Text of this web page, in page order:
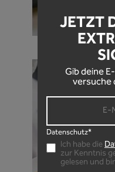
JETZT
Gib deine
versuche
Datenschutz*
Ich habe die
zur Kenntnis
gelesen und